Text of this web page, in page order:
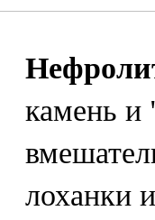
камень и
лоханки